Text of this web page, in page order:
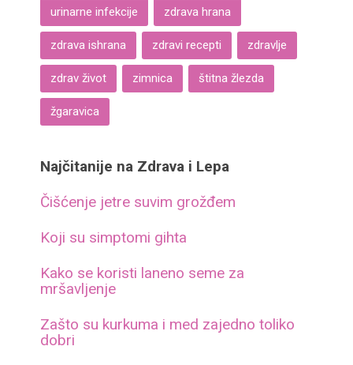
urinarne infekcije zdrava hrana
zdrava ishrana zdravi recepti zdravlje
zdrav život zimnica štitna žlezda
žgaravica
Najčitanije na Zdrava i Lepa
Čišćenje jetre suvim grožđem
Koji su simptomi gihta
Kako se koristi laneno seme za
mršavljenje
Zašto su kurkuma i med zajedno toliko
dobri